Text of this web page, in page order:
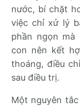
nước, bí chặt
việc chỉ xử lý
phần ngọn
con nên kết
thoáng, điều
sau điều trị.
Một nguyên